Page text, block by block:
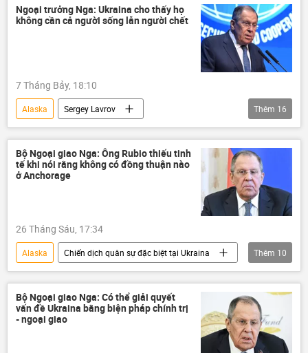
Thế giới
châu Phi
Chad
Biển Đen
Biển Azov
khủng bố
Thổ Nhĩ Kỳ
Ngoại trưởng Nga: Ukraina cho thấy họ
không cần cả người sống lẫn người chết
7 Tháng Bảy, 18:10
Alaska
Sergey Lavrov
Bộ Ngoại giao Nga
Nga
Ukraina
Thế giới
châu Phi
NATO
Quân đội Ukraina
Quân đội Nga
Tổng thư ký Liên Hợp Quốc
eo biển Hormuz
Israel
Iran
Ethiopia
Thêm 16
Bộ Ngoại giao Nga: Ông Rubio thiếu tinh
tế khi nói rằng không có đồng thuận nào
ở Anchorage
26 Tháng Sáu, 17:34
Alaska
Chiến dịch quân sự đặc biệt tại Ukraina
Cuộc gặp giữa Vladimir Putin và Donald Trump tại Alaska
Chính trị
Thế giới
Sergey Lavrov
Nga
Bộ Ngoại giao Nga
Ukraina
Thêm 10
Bộ Ngoại giao Nga: Có thể giải quyết
vấn đề Ukraina bằng biện pháp chính trị
- ngoại giao